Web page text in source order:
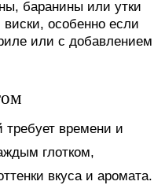
баранины или утки
виски, особенно если
или с добавлением
требует времени и
глотком,
вкуса и аромата.